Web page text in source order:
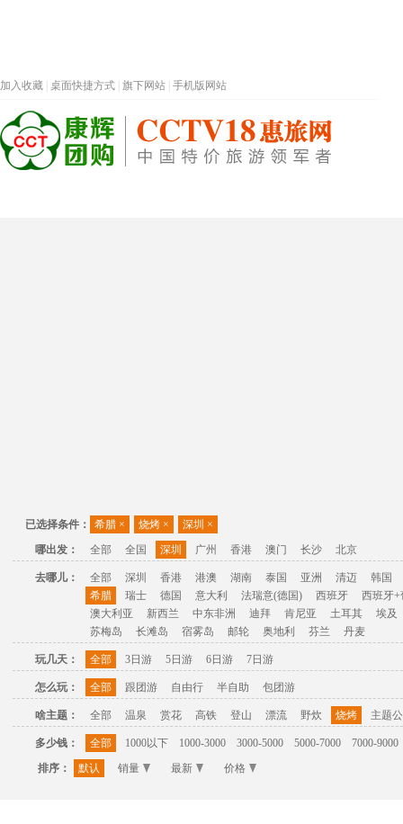
加入收藏 桌面快捷方式 旗下网站 手机版网站
已选择条件： 希腊 × 烧烤 × 深圳 ×
哪出发：
全部 全国 深圳 广州 香港 澳门 长沙 北京
去哪儿： 全部 深圳 香港 港澳 湖南 泰国 亚洲 清迈
韩国
希腊
瑞士 德国 意大利 法瑞意(德国) 西班牙
西班牙+
澳大利亚
新西兰 中东非洲 迪拜 肯尼亚 土耳其
埃及
苏梅岛
长滩岛 宿雾岛 邮轮 奥地利 芬兰 丹麦
玩几天： 全部 3日游 5日游 6日游 7日游
怎么玩： 全部 跟团游 自由行 半自助 包团游
啥主题： 全部 温泉 赏花 高铁 登山 漂流 野炊 烧烤 主题
多少钱： 全部 1000以下 1000-3000 3000-5000 5000-7000
7000-9000
排序：
默认 销量 最新 价格